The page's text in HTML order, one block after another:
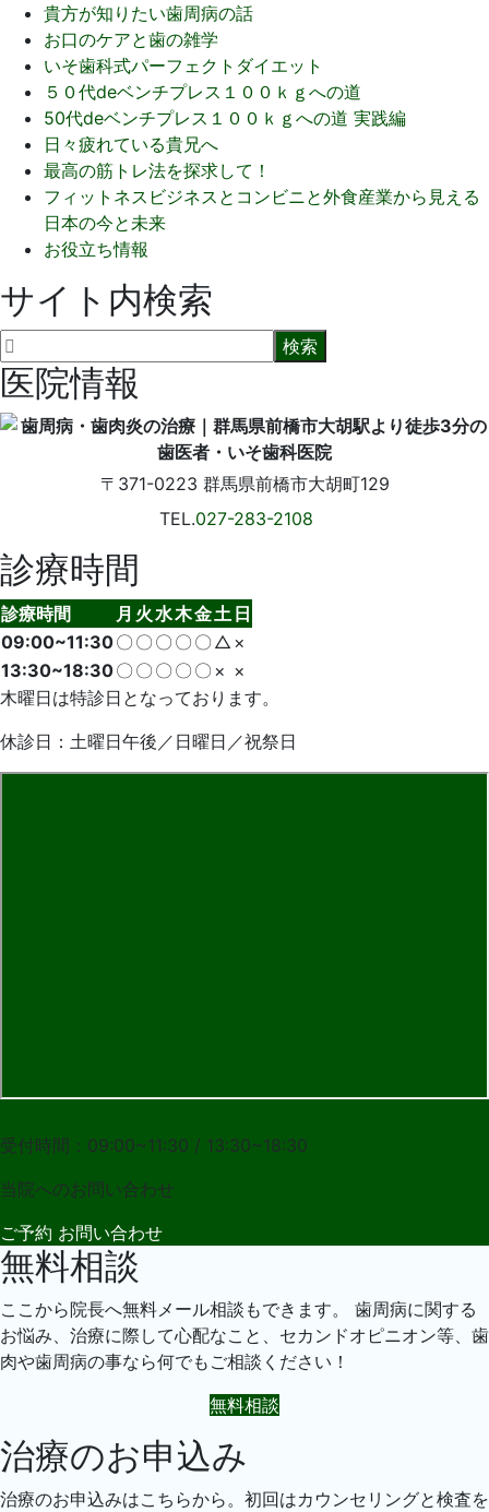
貴方が知りたい歯周病の話
お口のケアと歯の雑学
いそ歯科式パーフェクトダイエット
５０代deベンチプレス１００ｋｇへの道
50代deベンチプレス１００ｋｇへの道 実践編
日々疲れている貴兄へ
最高の筋トレ法を探求して！
フィットネスビジネスとコンビニと外食産業から見える
日本の今と未来
お役立ち情報
サイト内検索
医院情報
〒371-0223 群馬県前橋市大胡町129
TEL.027-283-2108
診療時間
診療時間 月 火水木金土 日
09:00~11:30〇 〇 〇 〇 〇 △ ×
13:30~18:30〇 〇 〇 〇 〇 × ×
木曜日は特診日となっております。
休診日：土曜日午後／日曜日／祝祭日
受付時間：09:00~11:30 / 13:30~18:30
当院へのお問い合わせ
ご予約 お問い合わせ
無料相談
ここから院長へ無料メール相談もできます。 歯周病に関する
お悩み、治療に際して心配なこと、セカンドオピニオン等、歯
肉や歯周病の事なら何でもご相談ください！
無料相談
治療のお申込み
治療のお申込みはこちらから。初回はカウンセリングと検査を